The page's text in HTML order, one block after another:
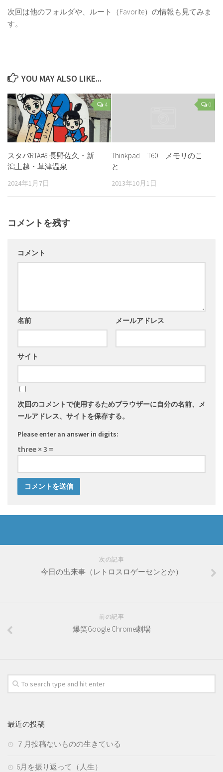
次回は他のフォルダや、ルート（Favorite）の情報も見てみま
す。
YOU MAY ALSO LIKE...
4
スタバRTA#8 長野佐久・新
潟上越・草津温泉
2024年1月7日
0
Thinkpad T60 メモリのこ
と
2013年10月1日
コメントを残す
コメント
名前 メールアドレス
サイト
次回のコメントで使用するためブラウザーに自分の名前、メ
ールアドレス、サイトを保存する。
Please enter an answer in digits:
three × 3 =
次の記事
今日の出来事（レトロスロゲーセンとか）
前の記事
爆笑Google Chrome劇場
最近の投稿
７月投稿ないものの生きている
6月を振り返って（人生）